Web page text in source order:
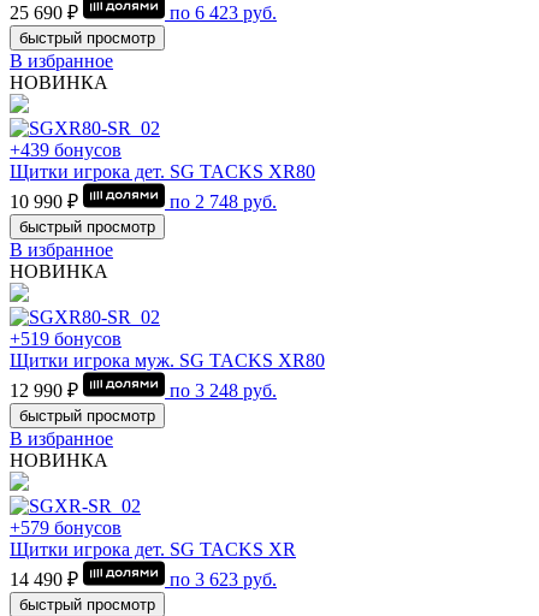
25 690 ₽
по 6 423 руб.
быстрый просмотр
В избранное
НОВИНКА
+439 бонусов
Щитки игрока дет. SG TACKS XR80
10 990 ₽
по 2 748 руб.
быстрый просмотр
В избранное
НОВИНКА
+519 бонусов
Щитки игрока муж. SG TACKS XR80
12 990 ₽
по 3 248 руб.
быстрый просмотр
В избранное
НОВИНКА
+579 бонусов
Щитки игрока дет. SG TACKS XR
14 490 ₽
по 3 623 руб.
быстрый просмотр